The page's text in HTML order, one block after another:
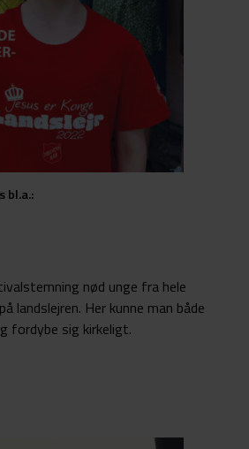
bl.a.:
nød unge fra hele
landslejren. Her kunne man både
fordybe sig kirkeligt.